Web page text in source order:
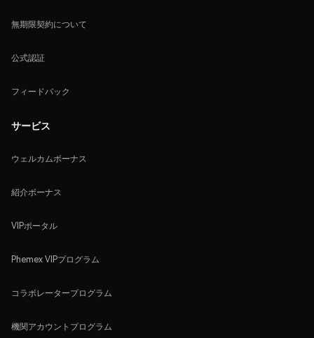
無期限契約について
公式認証
フィードバック
サービス
ウェルカムボーナス
紹介ボーナス
VIPポータル
Phemex VIPプログラム
コラボレータープログラム
機関アカウントプログラム